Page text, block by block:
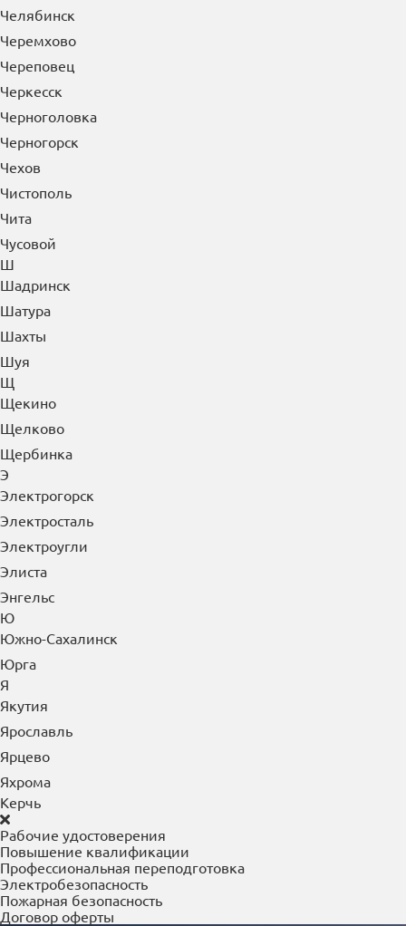
Челябинск
Черемхово
Череповец
Черкесск
Черноголовка
Черногорск
Чехов
Чистополь
Чита
Чусовой
Ш
Шадринск
Шатура
Шахты
Шуя
Щ
Щекино
Щелково
Щербинка
Э
Электрогорск
Электросталь
Электроугли
Элиста
Энгельс
Ю
Южно-Сахалинск
Юрга
Я
Якутия
Ярославль
Ярцево
Яхрома
Керчь
Рабочие удостоверения
Повышение квалификации
Профессиональная переподготовка
Электробезопасность
Пожарная безопасность
Договор оферты